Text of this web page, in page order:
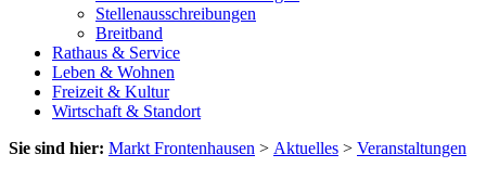
Stellenausschreibungen
Breitband
Rathaus & Service
Leben & Wohnen
Freizeit & Kultur
Wirtschaft & Standort
Sie sind hier: Markt Frontenhausen > Aktuelles > Veranstaltungen